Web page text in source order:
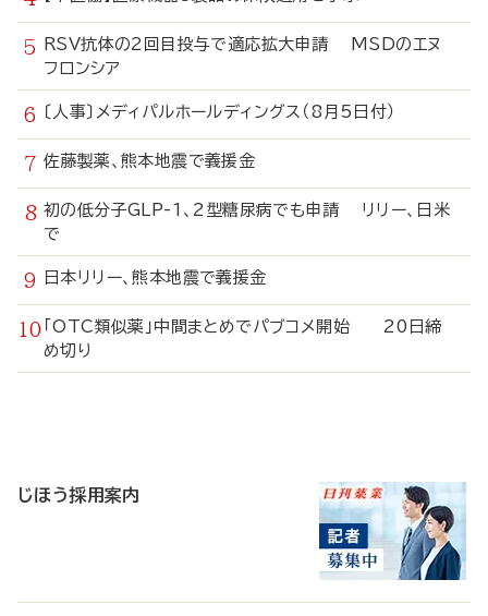
RSV抗体の2回目投与で適応拡大申請 MSDのエヌ
フロンシア
〔人事〕メディパルホールディングス（8月5日付）
佐藤製薬、熊本地震で義援金
初の低分子GLP-1、2型糖尿病でも申請 リリー、日米
で
日本リリー、熊本地震で義援金
「OTC類似薬」中間まとめでパブコメ開始 20日締
め切り
じほう採用案内